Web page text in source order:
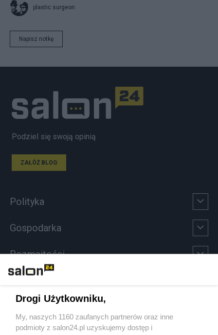
plastic surgeon
Napisz notkę
Podziel się swoją opinią
ZAŁÓŻ BLOG
Polityka
Gospodarka
Rozmaitości
Sport
Drogi Użytkowniku,
My, naszych 1160 zaufanych partnerów oraz inne
podmioty z salon24.pl uzyskujemy dostęp i